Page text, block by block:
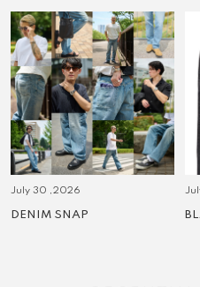
July 30 ,2026
DENIM SNAP